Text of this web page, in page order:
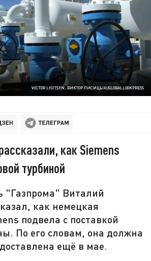
VICTOR LISITSYN, ВИКТОР ЛИСИЦЫН/GLOBALLOOKPRESS
как Siemens
турбиной
"Газпрома" Виталий
как немецкая
подвела с поставкой
По его словам, она должна
ещё в мае.